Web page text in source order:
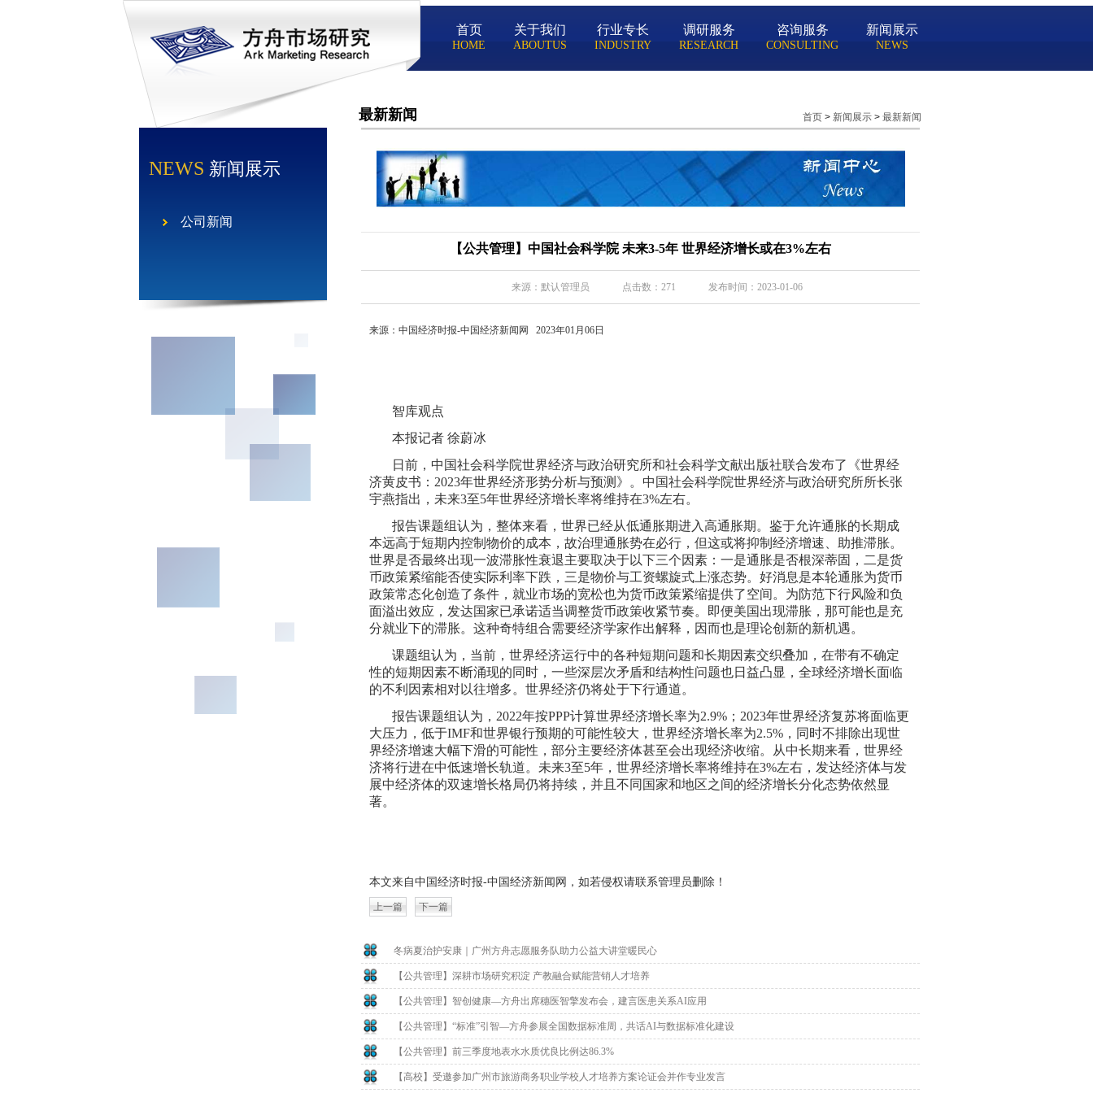
首页
HOME
关于我们
ABOUTUS
行业专长
INDUSTRY
调研服务
RESEARCH
咨询服务
CONSULTING
新闻展示
NEWS
最新新闻 首页 > 新闻展示 > 最新新闻
NEWS 新闻展示
公司新闻
【公共管理】中国社会科学院 未来3-5年 世界经济增长或在3%左右
来源：默认管理员 点击数：271 发布时间：2023-01-06
来源：中国经济时报-中国经济新闻网 2023年01月06日
智库观点
本报记者 徐蔚冰
日前，中国社会科学院世界经济与政治研究所和社会科学文献出版社联合发布了《世界经
济黄皮书：2023年世界经济形势分析与预测》。中国社会科学院世界经济与政治研究所所长张
宇燕指出，未来3至5年世界经济增长率将维持在3%左右。
报告课题组认为，整体来看，世界已经从低通胀期进入高通胀期。鉴于允许通胀的长期成
本远高于短期内控制物价的成本，故治理通胀势在必行，但这或将抑制经济增速、助推滞胀。
世界是否最终出现一波滞胀性衰退主要取决于以下三个因素：一是通胀是否根深蒂固，二是货
币政策紧缩能否使实际利率下跌，三是物价与工资螺旋式上涨态势。好消息是本轮通胀为货币
政策常态化创造了条件，就业市场的宽松也为货币政策紧缩提供了空间。为防范下行风险和负
面溢出效应，发达国家已承诺适当调整货币政策收紧节奏。即便美国出现滞胀，那可能也是充
分就业下的滞胀。这种奇特组合需要经济学家作出解释，因而也是理论创新的新机遇。
课题组认为，当前，世界经济运行中的各种短期问题和长期因素交织叠加，在带有不确定
性的短期因素不断涌现的同时，一些深层次矛盾和结构性问题也日益凸显，全球经济增长面临
的不利因素相对以往增多。世界经济仍将处于下行通道。
报告课题组认为，2022年按PPP计算世界经济增长率为2.9%；2023年世界经济复苏将面临更
大压力，低于IMF和世界银行预期的可能性较大，世界经济增长率为2.5%，同时不排除出现世
界经济增速大幅下滑的可能性，部分主要经济体甚至会出现经济收缩。从中长期来看，世界经
济将行进在中低速增长轨道。未来3至5年，世界经济增长率将维持在3%左右，发达经济体与发
展中经济体的双速增长格局仍将持续，并且不同国家和地区之间的经济增长分化态势依然显
著。
本文来自中国经济时报-中国经济新闻网，如若侵权请联系管理员删除！
上一篇 下一篇
冬病夏治护安康｜广州方舟志愿服务队助力公益大讲堂暖民心
【公共管理】深耕市场研究积淀 产教融合赋能营销人才培养
【公共管理】智创健康—方舟出席穗医智擎发布会，建言医患关系AI应用
【公共管理】“标准”引智—方舟参展全国数据标准周，共话AI与数据标准化建设
【公共管理】前三季度地表水水质优良比例达86.3%
【高校】受邀参加广州市旅游商务职业学校人才培养方案论证会并作专业发言